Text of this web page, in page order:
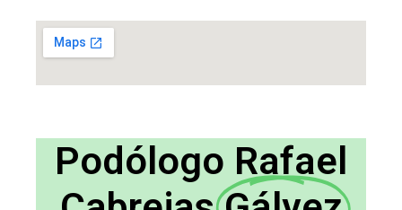
Podólogo Rafael